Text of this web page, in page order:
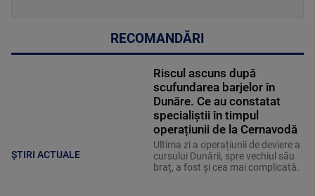
RECOMANDĂRI
ȘTIRI ACTUALE
Riscul ascuns după
scufundarea barjelor în
Dunăre. Ce au constatat
specialiștii în timpul
operațiunii de la Cernavodă
Ultima zi a operațiunii de deviere a
cursului Dunării, spre vechiul său
braț, a fost și cea mai complicată.